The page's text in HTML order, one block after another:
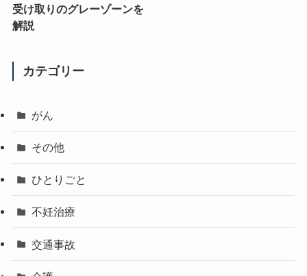
受け取りのグレーゾーンを
解説
カテゴリー
がん
その他
ひとりごと
不妊治療
交通事故